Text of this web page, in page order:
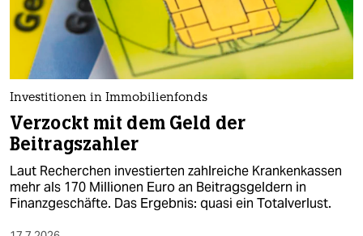
nord
wahrheit
verlag
veranstaltungen
shop
Investitionen in Immobilienfonds
Verzockt mit dem Geld der
Beitragszahler
Laut Recherchen investierten zahlreiche Krankenkassen
mehr als 170 Millionen Euro an Beitragsgeldern in
Finanzgeschäfte. Das Ergebnis: quasi ein Totalverlust.